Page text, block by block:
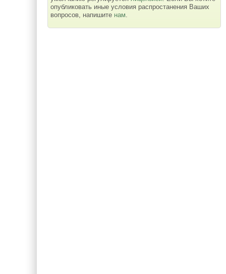
опубликовать иные условия распростанения Ваших
вопросов, напишите нам.